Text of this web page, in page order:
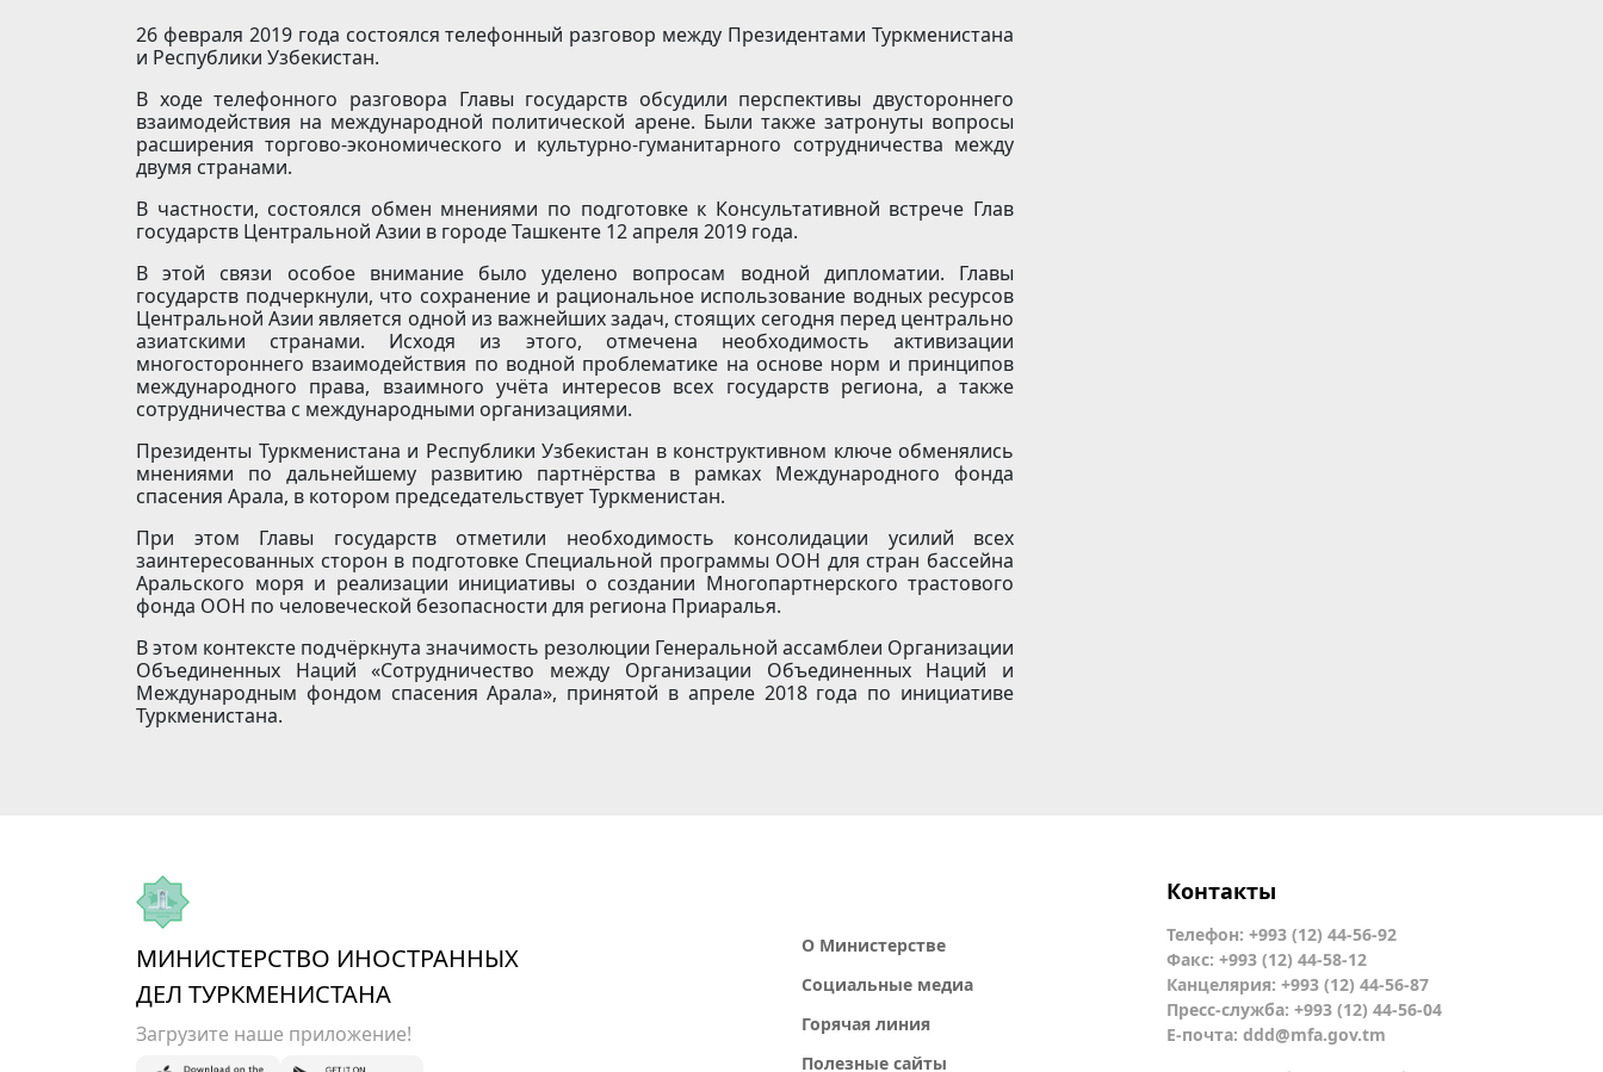
26 февраля 2019 года состоялся телефонный разговор между Президентами Туркменистана
и Республики Узбекистан.
В ходе телефонного разговора Главы государств обсудили перспективы двустороннего
взаимодействия на международной политической арене. Были также затронуты вопросы
расширения торгово-экономического и культурно-гуманитарного сотрудничества между
двумя странами.
В частности, состоялся обмен мнениями по подготовке к Консультативной встрече Глав
государств Центральной Азии в городе Ташкенте 12 апреля 2019 года.
В этой связи особое внимание было уделено вопросам водной дипломатии. Главы
государств подчеркнули, что сохранение и рациональное использование водных ресурсов
Центральной Азии является одной из важнейших задач, стоящих сегодня перед центрально
азиатскими странами. Исходя из этого, отмечена необходимость активизации
многостороннего взаимодействия по водной проблематике на основе норм и принципов
международного права, взаимного учёта интересов всех государств региона, а также
сотрудничества с международными организациями.
Президенты Туркменистана и Республики Узбекистан в конструктивном ключе обменялись
мнениями по дальнейшему развитию партнёрства в рамках Международного фонда
спасения Арала, в котором председательствует Туркменистан.
При этом Главы государств отметили необходимость консолидации усилий всех
заинтересованных сторон в подготовке Специальной программы ООН для стран бассейна
Аральского моря и реализации инициативы о создании Многопартнерского трастового
фонда ООН по человеческой безопасности для региона Приаралья.
В этом контексте подчёркнута значимость резолюции Генеральной ассамблеи Организации
Объединенных Наций «Сотрудничество между Организации Объединенных Наций и
Международным фондом спасения Арала», принятой в апреле 2018 года по инициативе
Туркменистана.
МИНИСТЕРСТВО ИНОСТРАННЫХ
ДЕЛ ТУРКМЕНИСТАНА
Загрузите наше приложение!
О Министерстве
Социальные медиа
Горячая линия
Полезные сайты
Контакты
Телефон: +993 (12) 44-56-92
Факс: +993 (12) 44-58-12
Канцелярия: +993 (12) 44-56-87
Пресс-служба: +993 (12) 44-56-04
Е-почта: ddd@mfa.gov.tm